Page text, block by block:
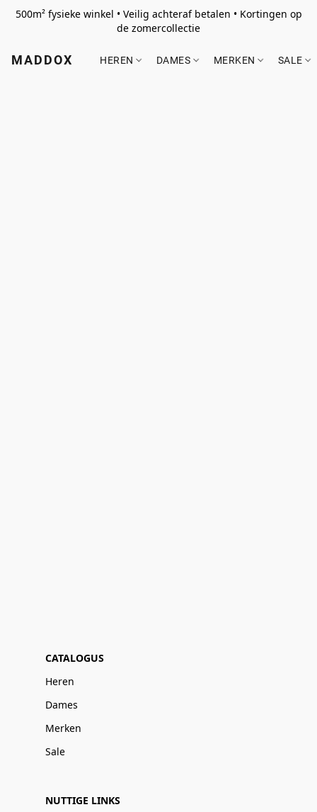
500m² fysieke winkel • Veilig achteraf betalen • Kortingen op
de zomercollectie
MADDOX HEREN DAMES MERKEN SALE
CATALOGUS
Heren
Dames
Merken
Sale
NUTTIGE LINKS